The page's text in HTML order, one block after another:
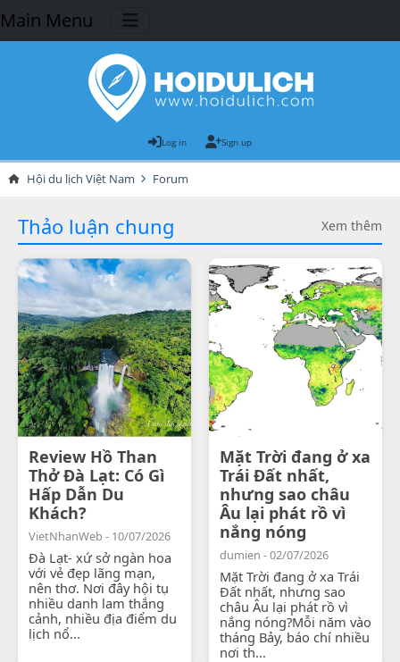
Main Menu
Log in Sign up
Hội du lịch Việt Nam Forum
Thảo luận chung Xem thêm
Review Hồ Than
Thở Đà Lạt: Có Gì
Hấp Dẫn Du
Khách?
VietNhanWeb - 10/07/2026
Đà Lạt- xứ sở ngàn hoa
với vẻ đẹp lãng mạn,
nên thơ. Nơi đây hội tụ
nhiều danh lam thắng
cảnh, nhiều địa điểm du
lịch nổ...
Mặt Trời đang ở xa
Trái Đất nhất,
nhưng sao châu
Âu lại phát rồ vì
nắng nóng
dumien - 02/07/2026
Mặt Trời đang ở xa Trái
Đất nhất, nhưng sao
châu Âu lại phát rồ vì
nắng nóng?Mỗi năm vào
tháng Bảy, báo chí nhiều
nơi th...